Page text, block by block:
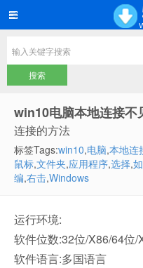
win10电脑本地连接不
连接的方法
标签Tags:win10,电脑,本地连
鼠标,文件夹,应用程序,选择,
编,右击,Windows
运行环境:
软件位数:32位/X86/64位/
软件语言:多国语言